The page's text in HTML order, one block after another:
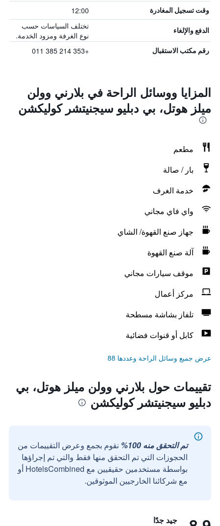
وقت تسجيل المغادرة 12:00
الدفع والإلغاء
تختلف السياسات حسب
نوع الغرفة ومزود الخدمة.
رقم مكتب الاستقبال +353 214 385 011
المزايا ووسائل الراحة في بلارني وولن
ميلز هوتل، بي دبليو سيجنيتشر كوليكشن
مطعم
بار / صالة
خدمة الغرف
واي فاي مجاني
جهاز صنع القهوة/ الشاي
آلة صنع القهوة
موقف سيارات مجاني
مركز أعمال
تلفاز بشاشة مسطحة
كابل أو قنوات فضائية
عرض جميع وسائل الراحة وعددها 88
تقييمات حول بلارني وولن ميلز هوتل، بي
دبليو سيجنيتشر كوليكشن
تم التحقق منه 100%
نقوم بجمع وعرض التقييمات من
الحجوزات التي تم التحقق منها فقط والتي تم إجراؤها
بواسطة مستخدمين حقيقيين مع HotelsCombined أو
مع شركائنا الخارجيين الموثوقين.
جيد جدًا